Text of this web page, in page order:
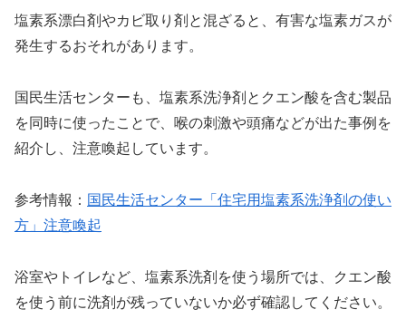
塩素系漂白剤やカビ取り剤と混ざると、有害な塩素ガスが
発生するおそれがあります。
国民生活センターも、塩素系洗浄剤とクエン酸を含む製品
を同時に使ったことで、喉の刺激や頭痛などが出た事例を
紹介し、注意喚起しています。
参考情報： 国民生活センター「住宅用塩素系洗浄剤の使い
方」注意喚起
浴室やトイレなど、塩素系洗剤を使う場所では、クエン酸
を使う前に洗剤が残っていないか必ず確認してください。